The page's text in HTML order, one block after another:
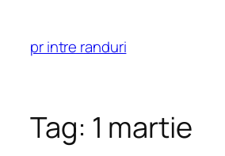
content
pr intre randuri
Tag: 1 martie